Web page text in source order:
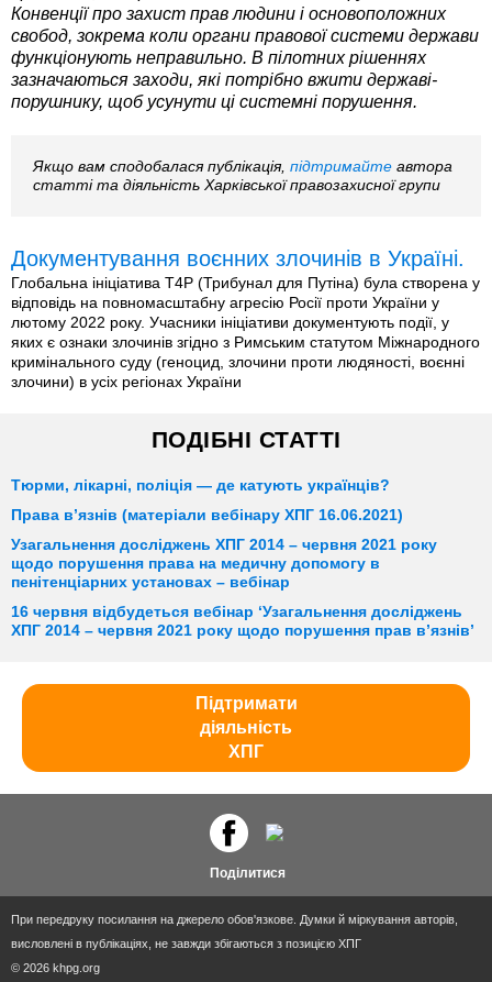
Конвенції про захист прав людини і основоположних
свобод, зокрема коли органи правової системи держави
функціонують неправильно. В пілотних рішеннях
зазначаються заходи, які потрібно вжити державі-
порушнику, щоб усунути ці системні порушення.
Якщо вам сподобалася публікація, підтримайте автора
статті та діяльність Харківської правозахисної групи
Документування воєнних злочинів в Україні.
Глобальна ініціатива T4P (Трибунал для Путіна) була створена у
відповідь на повномасштабну агресію Росії проти України у
лютому 2022 року. Учасники ініціативи документують події, у
яких є ознаки злочинів згідно з Римським статутом Міжнародного
кримінального суду (геноцид, злочини проти людяності, воєнні
злочини) в усіх регіонах України
ПОДІБНІ СТАТТІ
Тюрми, лікарні, поліція — де катують українців?
Права в’язнів (матеріали вебінару ХПГ 16.06.2021)
Узагальнення досліджень ХПГ 2014 – червня 2021 року
щодо порушення права на медичну допомогу в
пенітенціарних установах – вебінар
16 червня відбудеться вебінар ‘Узагальнення досліджень
ХПГ 2014 – червня 2021 року щодо порушення прав в’язнів’
Підтримати
діяльність
ХПГ
Поділитися
При передруку посилання на джерело обов'язкове. Думки й міркування авторів,
висловлені в публікаціях, не завжди збігаються з позицією ХПГ
© 2026 khpg.org